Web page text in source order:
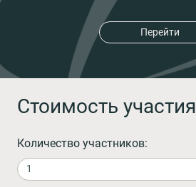
Перейти
Стоимость участия
Количество участников: